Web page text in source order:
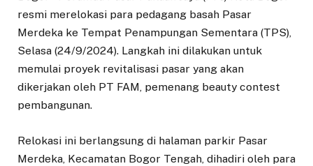
resmi merelokasi para pedagang basah Pasar
Merdeka ke Tempat Penampungan Sementara (TPS),
Selasa (24/9/2024). Langkah ini dilakukan untuk
memulai proyek revitalisasi pasar yang akan
dikerjakan oleh PT FAM, pemenang beauty contest
pembangunan.
Relokasi ini berlangsung di halaman parkir Pasar
Merdeka, Kecamatan Bogor Tengah, dihadiri oleh para